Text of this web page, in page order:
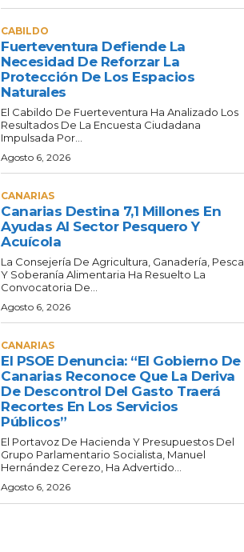
CABILDO
Fuerteventura Defiende La
Necesidad De Reforzar La
Protección De Los Espacios
Naturales
El Cabildo De Fuerteventura Ha Analizado Los
Resultados De La Encuesta Ciudadana
Impulsada Por...
Agosto 6, 2026
CANARIAS
Canarias Destina 7,1 Millones En
Ayudas Al Sector Pesquero Y
Acuícola
La Consejería De Agricultura, Ganadería, Pesca
Y Soberanía Alimentaria Ha Resuelto La
Convocatoria De...
Agosto 6, 2026
CANARIAS
El PSOE Denuncia: “El Gobierno De
Canarias Reconoce Que La Deriva
De Descontrol Del Gasto Traerá
Recortes En Los Servicios
Públicos”
El Portavoz De Hacienda Y Presupuestos Del
Grupo Parlamentario Socialista, Manuel
Hernández Cerezo, Ha Advertido...
Agosto 6, 2026